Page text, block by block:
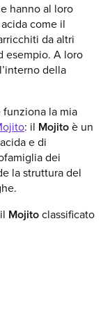
hanno al loro
come il
da altri
esempio. A loro
della
la mia
: il Mojitoè un
e di
dei
la struttura del
Mojitoclassificato